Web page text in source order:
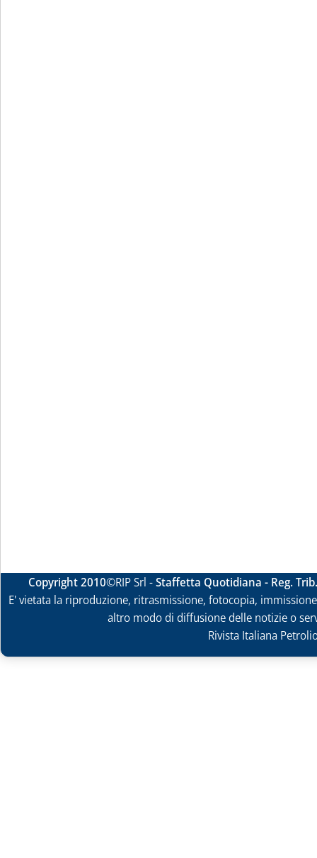
Copyright 2010©RIP Srl -Staffetta Quotidiana - Reg.
E' vietata la riproduzione, ritrasmissione, fotocopia,
altro modo di diffusione delle notizie o
Rivista Italiana